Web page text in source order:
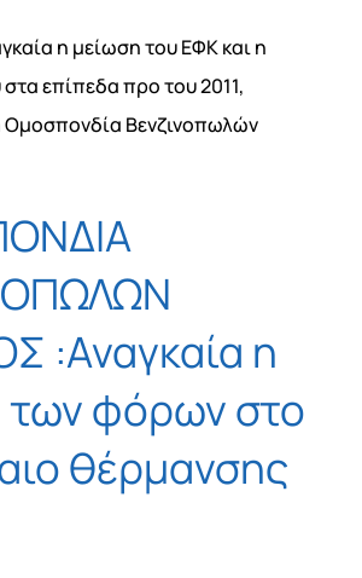
η μείωση του ΕΦΚ και η
επίπεδα προ του 2011,
Ομοσπονδία Βενζινοπωλών
:Αναγκαία η
των φόρων στο
θέρμανσης